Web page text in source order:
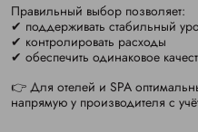
Правильный выбор позволяет:
✔ поддерживать стабильный
✔ контролировать расходы
✔ обеспечить одинаковое
👉 Для отелей и SPA
напрямую у производителя с